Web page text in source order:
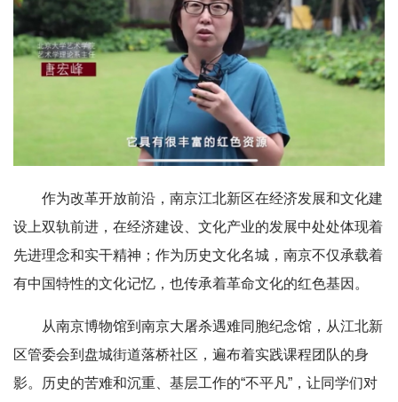
作为改革开放前沿，南京江北新区在经济发展和文化建
设上双轨前进，在经济建设、文化产业的发展中处处体现着
先进理念和实干精神；作为历史文化名城，南京不仅承载着
有中国特性的文化记忆，也传承着革命文化的红色基因。
从南京博物馆到南京大屠杀遇难同胞纪念馆，从江北新
区管委会到盘城街道落桥社区，遍布着实践课程团队的身
影。历史的苦难和沉重、基层工作的“不平凡”，让同学们对